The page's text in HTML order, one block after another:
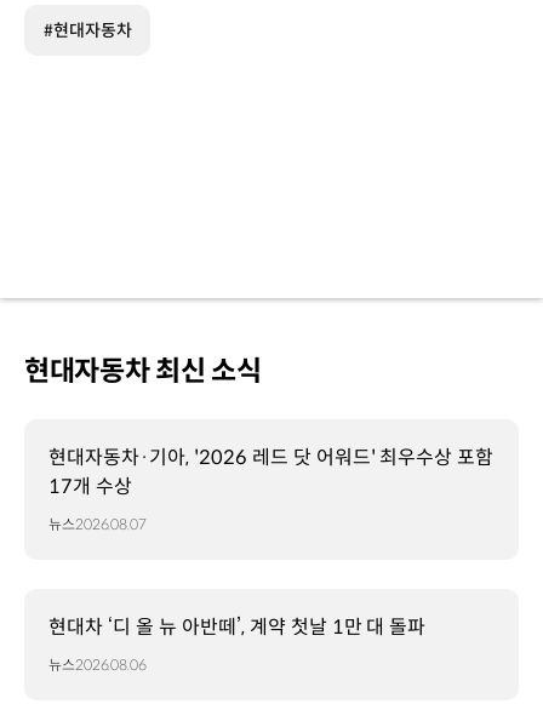
#현대자동차
현대자동차 최신 소식
현대자동차·기아, '2026 레드 닷 어워드' 최우수상 포함
17개 수상
뉴스2026.08.07
현대차 ‘디 올 뉴 아반떼’, 계약 첫날 1만 대 돌파
뉴스2026.08.06